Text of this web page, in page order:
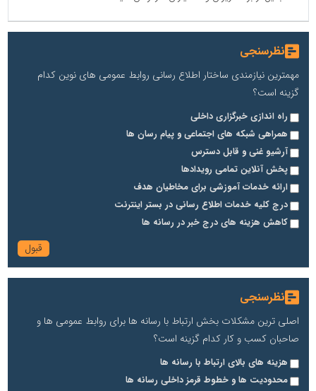
نظرسنجی
مهمترین نیازمندی ساختار اطلاع رسانی روابط عمومی های نوین کدام
گزینه است؟
راه اندازی خبرگزاری داخلی
همراهی شبکه های اجتماعی و پیام رسان ها
آرشیو غنی و قابل دسترس
پخش آنلاین تمامی رویدادها
ارائه خدمات آموزشی برای مخاطیان هدف
درج کلیه خدمات اطلاع رسانی در بستر اینترنت
کاهش هزینه های درج خبر در رسانه ها
نظرسنجی
اصلی ترین مشکلات بخش ارتباط با رسانه ها برای روابط عمومی ها و
صاحبان کسب و کار کدام گزینه است؟
هزینه های بالای ارتباط با رسانه ها
محدودیت ها و خطوط قرمز داخلی رسانه ها